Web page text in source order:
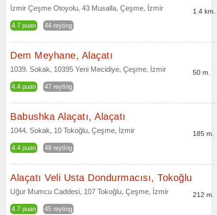
İzmir Çeşme Otoyolu, 43 Musalla, Çeşme, İzmir
4.7 puan 44 reyting
1.4 km.
Dem Meyhane, Alaçatı
1039. Sokak, 10395 Yeni Mecidiye, Çeşme, İzmir
4.4 puan 47 reyting
50 m.
Babushka Alaçatı, Alaçatı
1044. Sokak, 10 Tokoğlu, Çeşme, İzmir
4.4 puan 49 reyting
185 m.
Alaçatı Veli Usta Dondurmacısı, Tokoğlu
Uğur Mumcu Caddesi, 107 Tokoğlu, Çeşme, İzmir
4.7 puan 45 reyting
212 m.